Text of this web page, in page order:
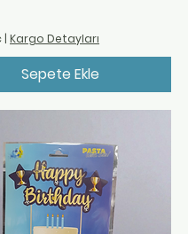
| Kargo Detayları
Sepete Ekle